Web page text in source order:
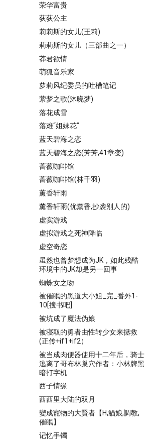
荣华富贵
荻荻公主
莉莉斯的女儿(王莉)
莉莉斯的女儿（三部曲之一）
莽君欲情
萌狐音乐家
萝莉风纪委员的吐槽笔记
萦梦之歌(沐晓梦)
落花成雪
落难“姐妹花”
蓝天碧海之恋
蓝天碧海之恋(芳芳,41章变)
蔷薇咖啡馆
蔷薇咖啡馆(林千羽)
薰香轩雨
薰香轩雨(优薰香,抄袭别人的)
虚实游戏
虚拟游戏之死神降临
虚空奇恋
虽然也曾梦想成为JK，如此残酷
环境中的JK却是另一回事
蜘蛛女之吻
被催眠的黑道大小姐_完_番外1-
10[搜书吧]
被坑成了魔法伪娘
被寝取的勇者由性转少女来拯救
(正传+if1+if2）
被当成肉便器使用十二年后，骑士
逃离了哥布林巢穴作者：小林牌黑
暗打字机
西子情缘
西西里大陆的双月
變成寵物的大賢者【H,貓娘,調教,
催眠】
记忆手镯